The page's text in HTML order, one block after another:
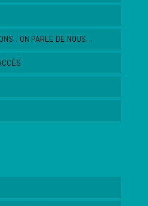
PARLE DE NOUS…